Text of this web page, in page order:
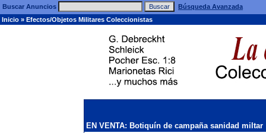
Buscar Anuncios
Búsqueda Avanzada
Inicio » Efectos/Objetos Militares Coleccionistas
EN VENTA: Botiquín de campaña sanidad miltar